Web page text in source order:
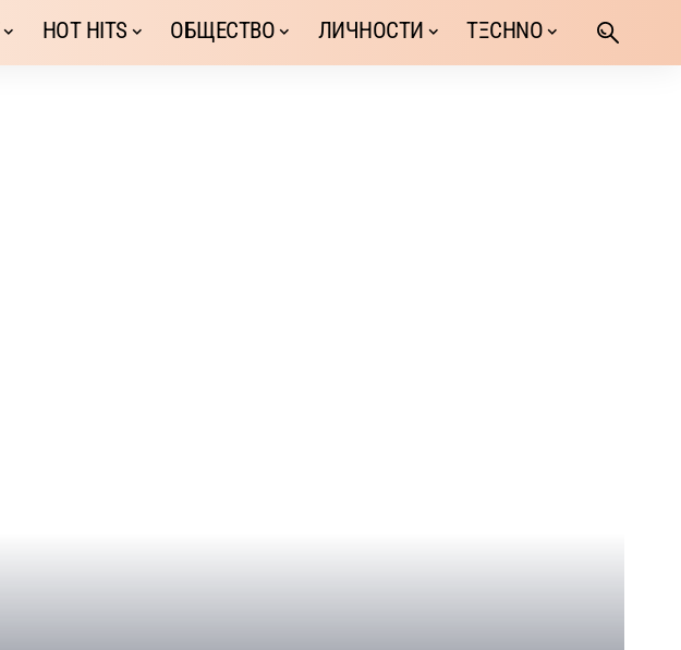
HOT HITS ОБЩЕСТВО ЛИЧНОСТИ TΞCHNO